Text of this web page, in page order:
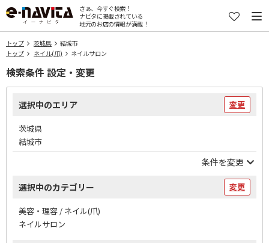
さぁ、今すぐ検索！
ナビタに掲載されている
地元のお店の情報が満載！
トップ 茨城県
結城市
トップ
ネイル(爪) ネイルサロン
検索条件 設定・変更
選択中のエリア 変更
茨城県
結城市
条件を変更
選択中のカテゴリー 変更
美容・理容 / ネイル(爪)
ネイルサロン